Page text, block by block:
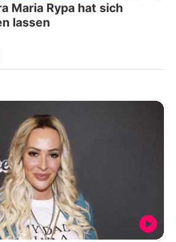
Maria Rypa hat sich
lassen